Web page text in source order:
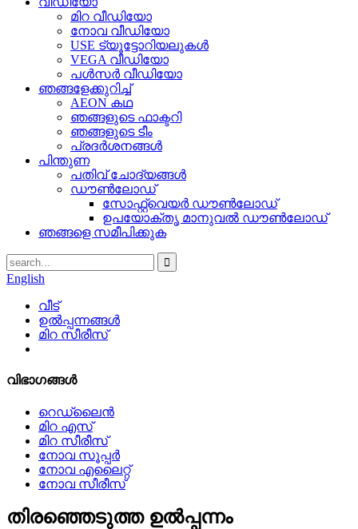
മിറ വീഡിയോ
നോവ വീഡിയോ
USE ട്യൂട്ടോറിയലുകൾ
VEGA വീഡിയോ
പൾസർ വീഡിയോ
ഞങ്ങളേക്കുറിച്ച്
AEON കഥ
ഞങ്ങളുടെ ഫാക്ടറി
ഞങ്ങളുടെ ടീം
പ്രദർശനങ്ങൾ
പിന്തുണ
പതിവ് ചോദ്യങ്ങൾ
ഡൗൺലോഡ്
സോഫ്റ്റ്‌വെയർ ഡൗൺലോഡ്
ഉപയോക്തൃ മാനുവൽ ഡൗൺലോഡ്
ഞങ്ങളെ സമീപിക്കുക
English
വീട്
ഉൽപ്പന്നങ്ങൾ
മിറ സീരീസ്
വിഭാഗങ്ങൾ
റെഡ്‌ലൈൻ
മിറ എസ്
മിറ സീരീസ്
നോവ സൂപ്പർ
നോവ എലൈറ്റ്
നോവ സീരീസ്
തിരഞ്ഞെടുത്ത ഉൽപ്പന്നം